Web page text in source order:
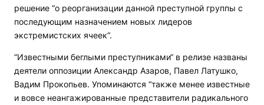
решение “о реорганизации данной преступной группы с
последующим назначением новых лидеров
экстремистских ячеек“.
“Известными беглыми преступниками“ в релизе названы
деятели оппозиции Александр Азаров, Павел Латушко,
Вадим Прокопьев. Упоминаются “также менее известные
и вовсе неангажированные представители радикального